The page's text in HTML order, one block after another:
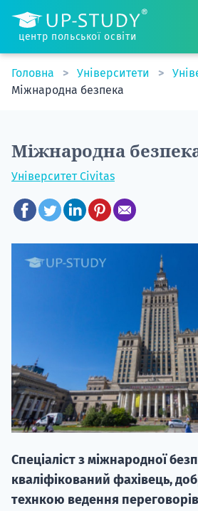
центр польської освіти
Головна Університети
Міжнародна безпека
Міжнародна
Університет Civitas
Спеціаліст з міжнародної
кваліфікований фахівець,
технкою ведення переговорів